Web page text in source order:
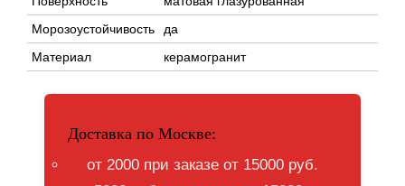
Морозоустойчивость
да
Материал
керамогранит
Доставка по Москве:
от 2000 при заказе от 15000 руб.